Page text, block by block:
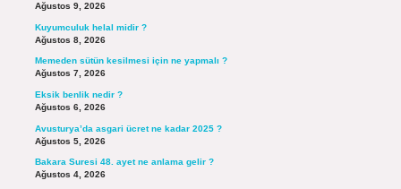
Ağustos 9, 2026
Kuyumculuk helal midir ?
Ağustos 8, 2026
Memeden sütün kesilmesi için ne yapmalı ?
Ağustos 7, 2026
Eksik benlik nedir ?
Ağustos 6, 2026
Avusturya’da asgari ücret ne kadar 2025 ?
Ağustos 5, 2026
Bakara Suresi 48. ayet ne anlama gelir ?
Ağustos 4, 2026